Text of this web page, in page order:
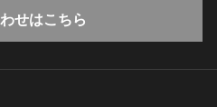
せはこちら